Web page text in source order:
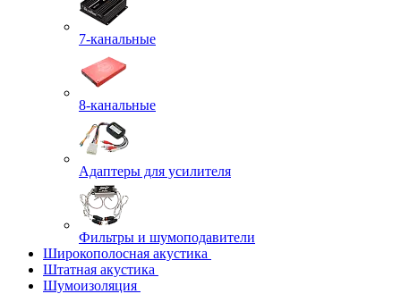
7-канальные
8-канальные
Адаптеры для усилителя
Фильтры и шумоподавители
Широкополосная акустика
Штатная акустика
Шумоизоляция